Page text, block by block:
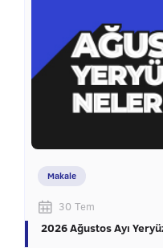
Makale
30 Tem
2026 Ağustos Ayı